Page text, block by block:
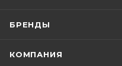
БРЕНДЫ
КОМПАНИЯ